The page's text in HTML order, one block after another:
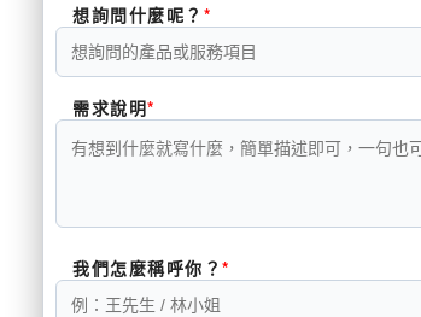
想詢問什麼呢？
需求說明
我們怎麼稱呼你？